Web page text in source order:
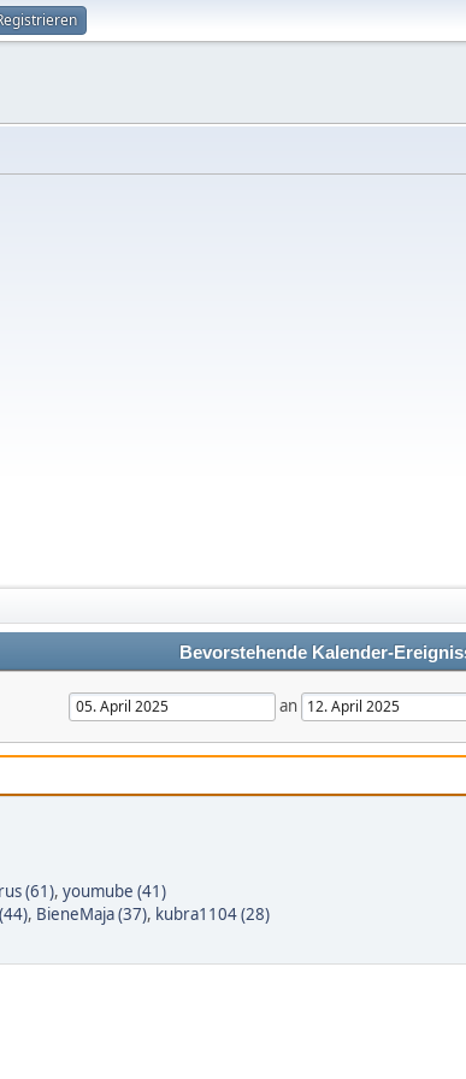
Bevorstehende Kalender-
an
(61), youmube (41)
, BieneMaja (37), kubra1104 (28)